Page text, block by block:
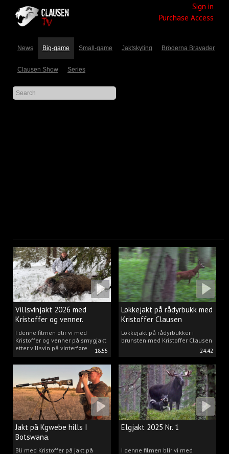
Sign in
Purchase Access
News Big-game Small-game Jaktskyting Bröderna Bravader
Clausen Show Series
18:55
Villsvinjakt 2026 med
Kristoffer og venner.
I denne filmen blir vi med
Kristoffer og venner på smygjakt
etter villsvin på vinterføre.
24:42
Lokkejakt på rådyrbukk med
Kristoffer Clausen
Lokkejakt på rådyrbukker i
brunsten med Kristoffer Clausen
Jakt på Kgwebe hills I
Botswana.
Bli med Kristoffer på jakt på
Elgjakt 2025 Nr. 1
I denne filmen blir vi med